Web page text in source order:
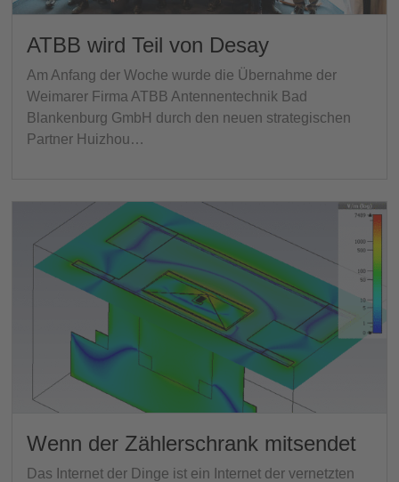
ATBB wird Teil von Desay
Am Anfang der Woche wurde die Übernahme der
Weimarer Firma ATBB Antennentechnik Bad
Blankenburg GmbH durch den neuen strategischen
Partner Huizhou…
Wenn der Zählerschrank mitsendet
Das Internet der Dinge ist ein Internet der vernetzten